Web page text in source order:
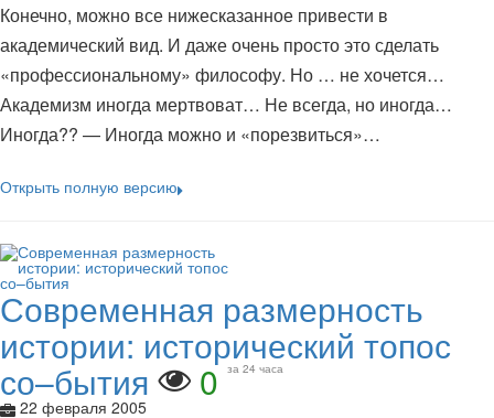
Конечно, можно все нижесказанное привести в
академический вид. И даже очень просто это сделать
«профессиональному» философу. Но … не хочется…
Академизм иногда мертвоват… Не всегда, но иногда…
Иногда?? — Иногда можно и «порезвиться»…
Открыть полную версию
Современная размерность
истории: исторический топос
со–бытия 0 за 24 часа
22 февраля 2005